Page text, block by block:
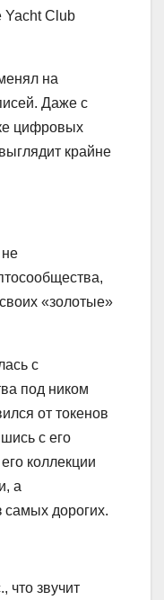
Yacht Club
на
Даже с
цифровых
крайне
«золотые»
с
под ником
от токенов
с его
коллекции
а
дорогих.
что звучит